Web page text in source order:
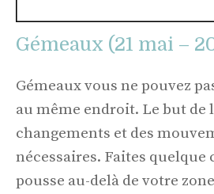
Gémeaux (21 mai –
Gémeaux vous ne pouvez
au même endroit. Le but de
changements et des
nécessaires. Faites quelque
pousse au-delà de votre